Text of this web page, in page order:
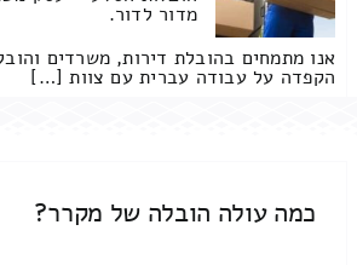
מדור לדור.
אנו מתמחים בהובלת דירות, משרדים
הקפדה על עבודה עברית עם צוות […]
כמה עולה הובלה של מקרר?